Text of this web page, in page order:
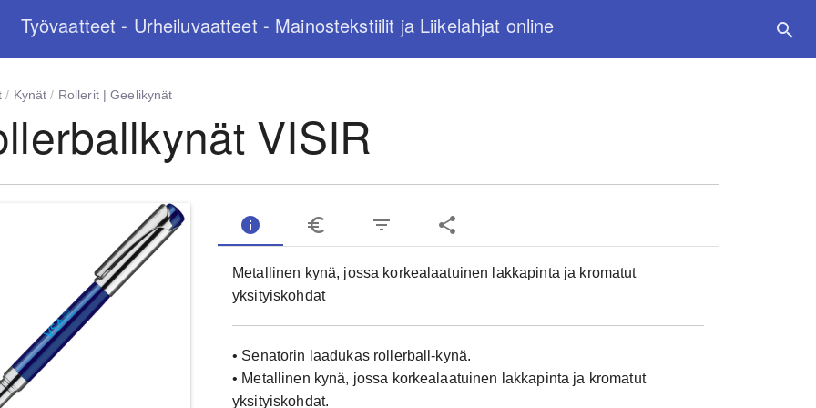
Työvaatteet - Urheiluvaatteet - Mainostekstiilit ja Liikelahjat online search
/ Kynät / Rollerit | Geelikynät
VISIR
info euro_symbol filter_list share
Metallinen kynä, jossa korkealaatuinen lakkapinta ja kromatut
yksityiskohdat
• Senatorin laadukas rollerball-kynä.
• Metallinen kynä, jossa korkealaatuinen lakkapinta ja kromatut
yksityiskohdat.